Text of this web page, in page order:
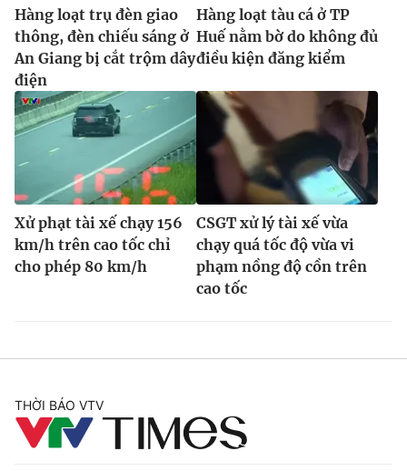
Hàng loạt trụ đèn giao
thông, đèn chiếu sáng ở
An Giang bị cắt trộm dây
điện
Hàng loạt tàu cá ở TP
Huế nằm bờ do không đủ
điều kiện đăng kiểm
Xử phạt tài xế chạy 156
km/h trên cao tốc chỉ
cho phép 80 km/h
CSGT xử lý tài xế vừa
chạy quá tốc độ vừa vi
phạm nồng độ cồn trên
cao tốc
THỜI BÁO VTV